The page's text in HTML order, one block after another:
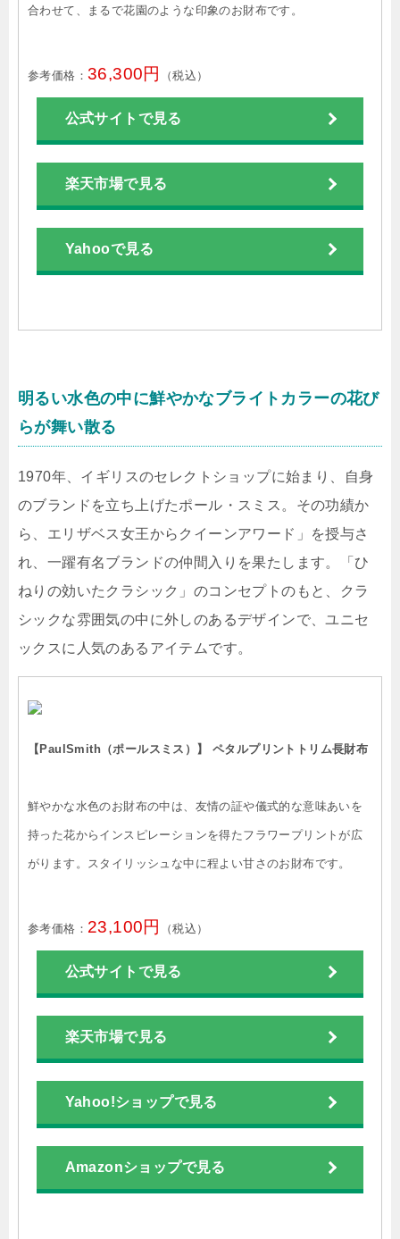
合わせて、まるで花園のような印象のお財布です。
参考価格： 36,300円 （税込）
公式サイトで見る
楽天市場で見る
Yahooで見る
明るい水色の中に鮮やかなブライトカラーの花び
らが舞い散る
1970年、イギリスのセレクトショップに始まり、自身
のブランドを立ち上げたポール・スミス。その功績か
ら、エリザベス女王からクイーンアワード」を授与さ
れ、一躍有名ブランドの仲間入りを果たします。「ひ
ねりの効いたクラシック」のコンセプトのもと、クラ
シックな雰囲気の中に外しのあるデザインで、ユニセ
ックスに人気のあるアイテムです。
【PaulSmith（ポールスミス）】 ペタルプリントトリム長財布
鮮やかな水色のお財布の中は、友情の証や儀式的な意味あいを
持った花からインスピレーションを得たフラワープリントが広
がります。スタイリッシュな中に程よい甘さのお財布です。
参考価格： 23,100円 （税込）
公式サイトで見る
楽天市場で見る
Yahoo!ショップで見る
Amazonショップで見る